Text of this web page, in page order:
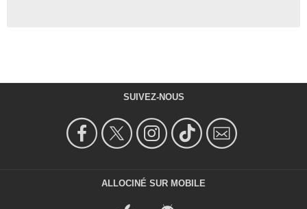
SUIVEZ-NOUS
ALLOCINÉ SUR MOBILE